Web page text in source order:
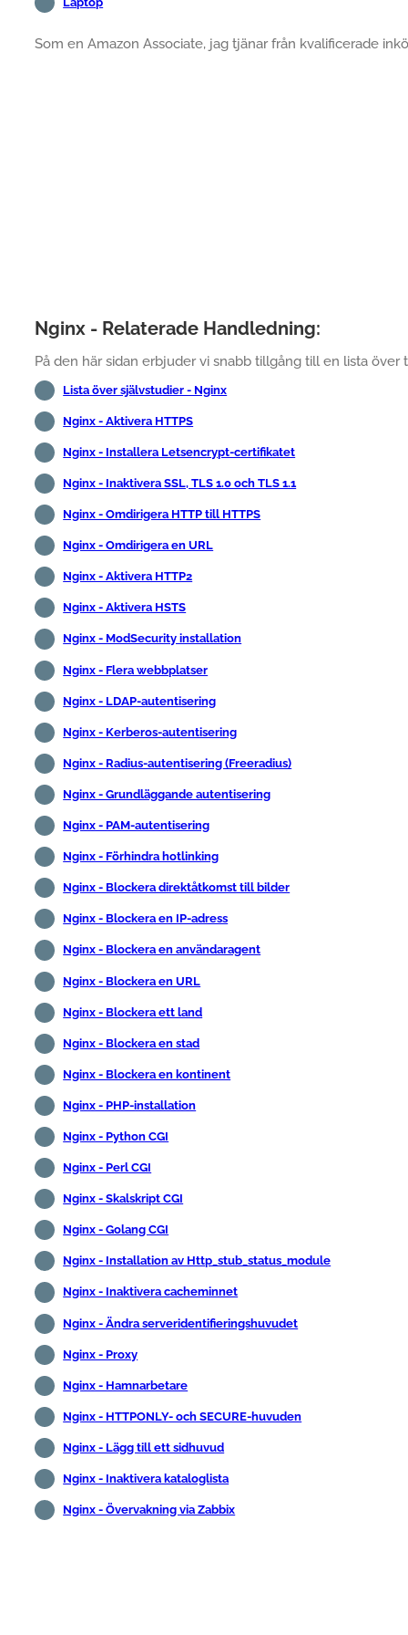
Som en Amazon Associate, jag tjänar från kvalificerade
Nginx - Relaterade Handledning:
På den här sidan erbjuder vi snabb tillgång till en lista
Lista över självstudier - Nginx
Nginx - Aktivera HTTPS
Nginx - Installera Letsencrypt-certifikatet
Nginx - Inaktivera SSL, TLS 1.0 och TLS 1.1
Nginx - Omdirigera HTTP till HTTPS
Nginx - Omdirigera en URL
Nginx - Aktivera HTTP2
Nginx - Aktivera HSTS
Nginx - ModSecurity installation
Nginx - Flera webbplatser
Nginx - LDAP-autentisering
Nginx - Kerberos-autentisering
Nginx - Radius-autentisering (Freeradius)
Nginx - Grundläggande autentisering
Nginx - PAM-autentisering
Nginx - Förhindra hotlinking
Nginx - Blockera direktåtkomst till bilder
Nginx - Blockera en IP-adress
Nginx - Blockera en användaragent
Nginx - Blockera en URL
Nginx - Blockera ett land
Nginx - Blockera en stad
Nginx - Blockera en kontinent
Nginx - PHP-installation
Nginx - Python CGI
Nginx - Perl CGI
Nginx - Skalskript CGI
Nginx - Golang CGI
Nginx - Installation av Http_stub_status_module
Nginx - Inaktivera cacheminnet
Nginx - Ändra serveridentifieringshuvudet
Nginx - Proxy
Nginx - Hamnarbetare
Nginx - HTTPONLY- och SECURE-huvuden
Nginx - Lägg till ett sidhuvud
Nginx - Inaktivera kataloglista
Nginx - Övervakning via Zabbix